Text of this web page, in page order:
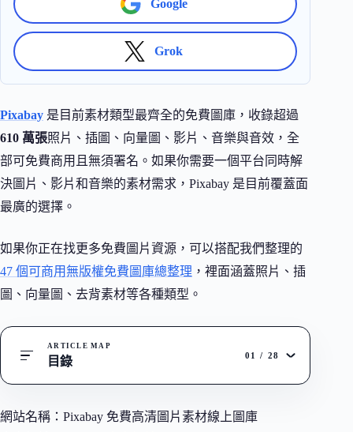
Google
Grok
Pixabay 是目前素材類型最齊全的免費圖庫，收錄超過
610 萬張照片、插圖、向量圖、影片、音樂與音效，全
部可免費商用且無須署名。如果你需要一個平台同時解
決圖片、影片和音樂的素材需求，Pixabay 是目前覆蓋面
最廣的選擇。
如果你正在找更多免費圖片資源，可以搭配我們整理的
47 個可商用無版權免費圖庫總整理 ，裡面涵蓋照片、插
圖、向量圖、去背素材等各種類型。
ARTICLE MAP
目錄 01 / 28
網站名稱：Pixabay 免費高清圖片素材線上圖庫